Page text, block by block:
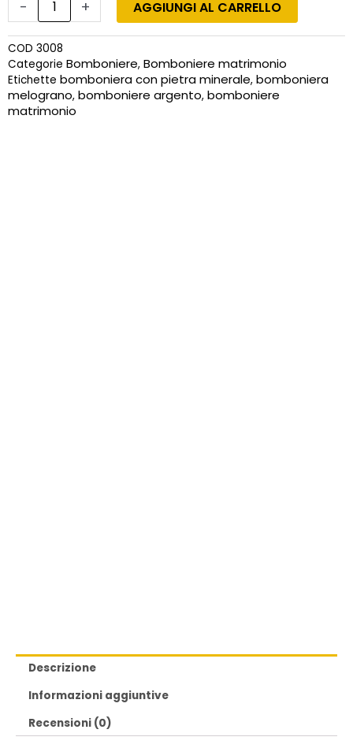
- + AGGIUNGI AL CARRELLO
COD 3008
Categorie Bomboniere, Bomboniere matrimonio
Etichette bomboniera con pietra minerale, bomboniera
melograno, bomboniere argento, bomboniere
matrimonio
Descrizione
Informazioni aggiuntive
Recensioni (0)